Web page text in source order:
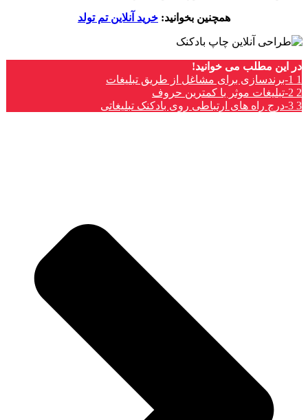
همچنین بخوانید: خرید آنلاین تم تولد
در این مطلب می خوانید!
1 1-برندسازی برای مشاغل از طریق تبلیغات
2 2-تبلیغات موثر با کمترین حروف
3 3-درج راه های ارتباطی روی بادکنک تبلیغاتی